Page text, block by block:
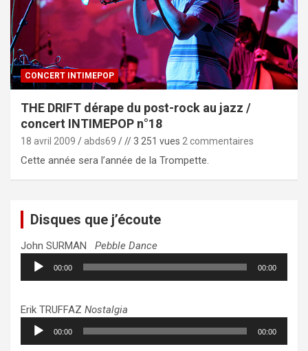
CONCERT INTIMEPOP
THE DRIFT dérape du post-rock au jazz /
concert INTIMEPOP n°18
18 avril 2009 abds69 // 3 251 vues 2 commentaires
Cette année sera l’année de la Trompette.
Disques que j’écoute
John SURMAN Pebble Dance
Lecteur
audio
00:00 00:00
Erik TRUFFAZ Nostalgia
Lecteur
audio
00:00 00:00